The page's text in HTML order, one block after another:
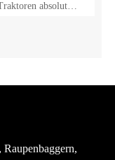
absolut